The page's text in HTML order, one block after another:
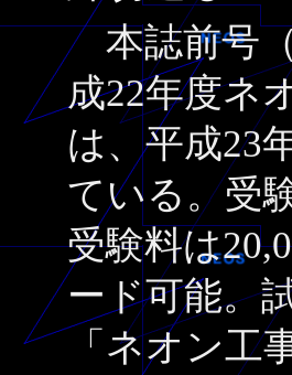
本誌前号（
成22年度ネ
は、平成23
ている。受
受験料は
ード可能。
「ネオン工